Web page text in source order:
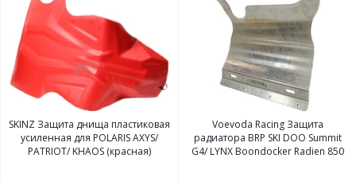
SKINZ Защита днища пластиковая
усиленная для POLARIS AXYS/
PATRIOT/ KHAOS (красная)
Voevoda Racing Защита
радиатора BRP SKI DOO Summit
G4/ LYNX Boondocker Radien 850